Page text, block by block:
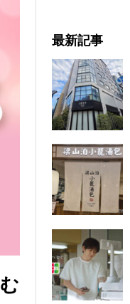
最新記事